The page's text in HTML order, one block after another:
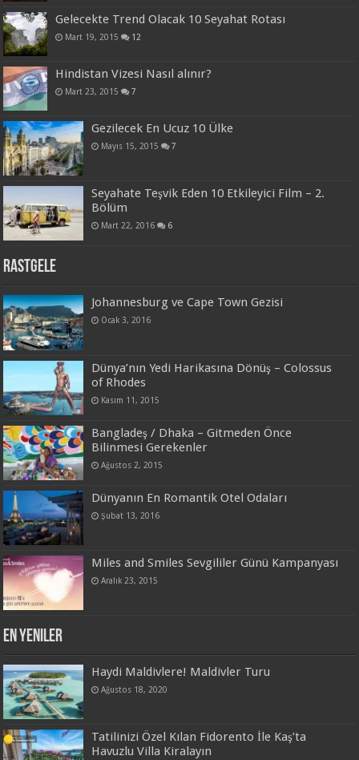
Gelecekte Trend Olacak 10 Seyahat Rotası
Mart 19, 2015 12
Hindistan Vizesi Nasıl alınır?
Mart 23, 2015 7
Gezilecek En Ucuz 10 Ülke
Mayıs 15, 2015 7
Seyahate Teşvik Eden 10 Etkileyici Film – 2.
Bölüm
Mart 22, 2016 6
Rastgele
Johannesburg ve Cape Town Gezisi
Ocak 3, 2016
Dünya’nın Yedi Harikasına Dönüş – Colossus
of Rhodes
Kasım 11, 2015
Bangladeş / Dhaka – Gitmeden Önce
Bilinmesi Gerekenler
Ağustos 2, 2015
Dünyanın En Romantik Otel Odaları
Şubat 13, 2016
Miles and Smiles Sevgililer Günü Kampanyası
Aralık 23, 2015
En Yeniler
Haydi Maldivlere! Maldivler Turu
Ağustos 18, 2020
Tatilinizi Özel Kılan Fidorento İle Kaş’ta
Havuzlu Villa Kiralayın